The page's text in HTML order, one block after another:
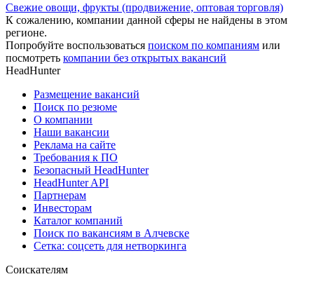
Свежие овощи, фрукты (продвижение, оптовая торговля)
К сожалению, компании данной сферы не найдены в этом
регионе.
Попробуйте воспользоваться поиском по компаниям или
посмотреть компании без открытых вакансий
HeadHunter
Размещение вакансий
Поиск по резюме
О компании
Наши вакансии
Реклама на сайте
Требования к ПО
Безопасный HeadHunter
HeadHunter API
Партнерам
Инвесторам
Каталог компаний
Поиск по вакансиям в Алчевске
Сетка: соцсеть для нетворкинга
Соискателям